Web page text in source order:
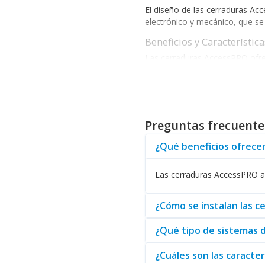
El diseño de las cerraduras
electrónico y mecánico, que
Beneficios y
Variedad de modelos para
Estos elementos son
AccessPRO también ofrece
necesidad de control de
Para aquellos que también
Finalmente, si busca
constante. Estos dispositivos
En resumen, AccessPRO se
mejor en soluciones de
Preguntas
¿Qué beneficios
Las cerraduras
¿Cómo se instalan las
¿Qué tipo de sistemas
¿Cuáles son las